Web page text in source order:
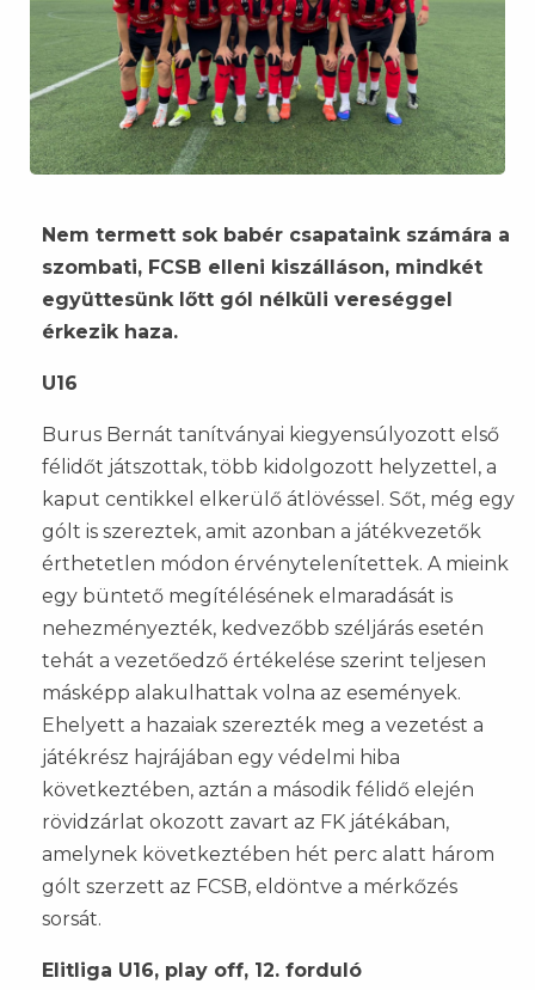
Nem termett sok babér csapataink számára a
szombati, FCSB elleni kiszálláson, mindkét
együttesünk lőtt gól nélküli vereséggel
érkezik haza.
U16
Burus Bernát tanítványai kiegyensúlyozott első
félidőt játszottak, több kidolgozott helyzettel, a
kaput centikkel elkerülő átlövéssel. Sőt, még egy
gólt is szereztek, amit azonban a játékvezetők
érthetetlen módon érvénytelenítettek. A mieink
egy büntető megítélésének elmaradását is
nehezményezték, kedvezőbb széljárás esetén
tehát a vezetőedző értékelése szerint teljesen
másképp alakulhattak volna az események.
Ehelyett a hazaiak szerezték meg a vezetést a
játékrész hajrájában egy védelmi hiba
következtében, aztán a második félidő elején
rövidzárlat okozott zavart az FK játékában,
amelynek következtében hét perc alatt három
gólt szerzett az FCSB, eldöntve a mérkőzés
sorsát.
Elitliga U16, play off, 12. forduló